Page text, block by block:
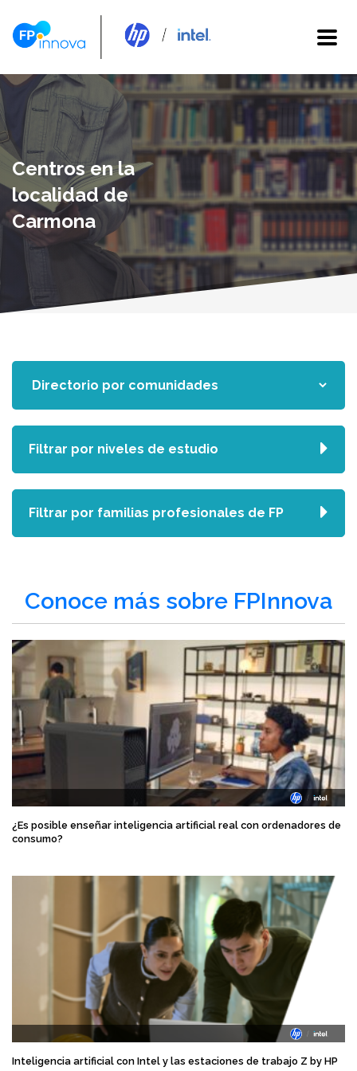
Centros en la
localidad de
Carmona
Conoce más sobre FPInnova
¿Es posible enseñar inteligencia artificial real con ordenadores de
consumo?
Inteligencia artificial con Intel y las estaciones de trabajo Z by HP
Filtrar por niveles de estudio
Filtrar por familias profesionales de FP